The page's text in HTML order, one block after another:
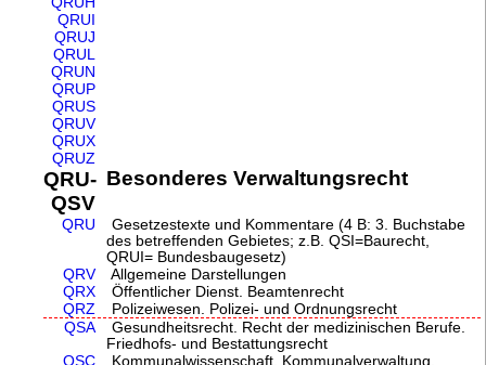
QRUI
QRUJ
QRUL
QRUN
QRUP
QRUS
QRUV
QRUX
QRUZ
QRU-
QSV
Besonderes Verwaltungsrecht
QRU
Gesetzestexte und Kommentare (4 B: 3. Buchstabe
des betreffenden Gebietes; z.B. QSI=Baurecht,
QRUI= Bundesbaugesetz)
QRV
Allgemeine Darstellungen
QRX
Öffentlicher Dienst. Beamtenrecht
QRZ
Polizeiwesen. Polizei- und Ordnungsrecht
QSA
Gesundheitsrecht. Recht der medizinischen Berufe.
Friedhofs- und Bestattungsrecht
QSC
Kommunalwissenschaft. Kommunalverwaltung.